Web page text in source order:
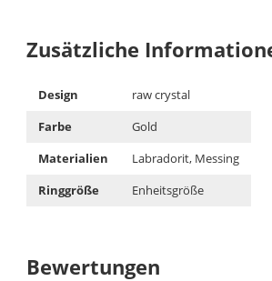
Zusätzliche
Design
raw crystal
Farbe
Gold
Materialien
Labradorit, Messing
Ringgröße
Enheitsgröße
Bewertungen